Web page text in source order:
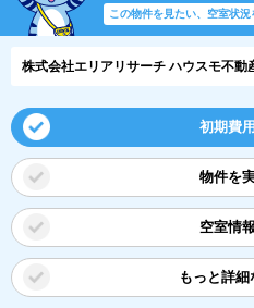
この物件を見たい、空室状
株式会社エリアリサーチ ハウスモ不動
初期費
物件を
空室情
もっと詳